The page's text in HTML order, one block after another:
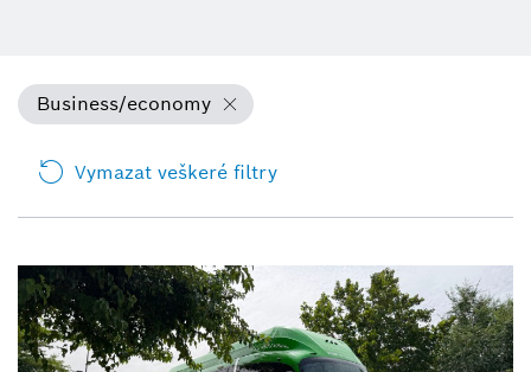
Business/economy
Vymazat veškeré filtry